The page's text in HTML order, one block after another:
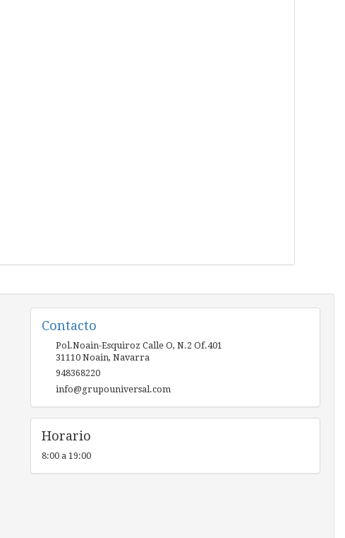
Contacto
Pol.Noain-Esquiroz Calle O, N.2 Of.401
31110 Noain, Navarra
948368220
info@grupouniversal.com
Horario
8:00 a 19:00